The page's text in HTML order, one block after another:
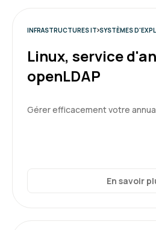
INFRASTRUCTURES IT SYSTÈMES
Linux, service
openLDAP
Gérer efficacement votre
En savoir